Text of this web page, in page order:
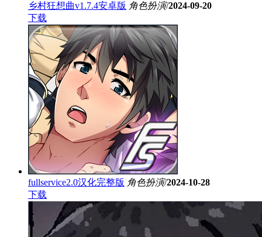
乡村狂想曲v1.7.4安卓版 角色扮演/2024-09-20
下载
fullservice2.0汉化完整版 角色扮演/2024-10-28
下载